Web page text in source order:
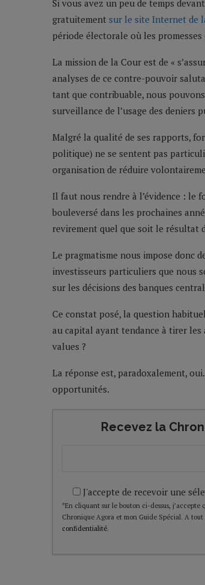
Si vous avez un peu de temps
gratuitement sur le site Internet de
période électorale où les
La mission de la Cour est de «
analyses de ce contre-pouvoir
tant que contribuable, nous
surveillance de l’usage des deniers
Malgré la qualité de ses rapports,
politique) ne se sentent pas
organisation de réduire
Il faut nous rendre à l’évidence : le
bouleversé dans les prochaines
revirement quel que soit le résultat
Le pragmatisme nous impose donc
investisseurs particuliers que nous
sur les décisions des banques
Ce constat posé, la question
au capital ayant tendance à tirer les
values ?
La réponse est, paradoxalement,
opportunités.
Recevez la
J'accepte de recevoir une
*En cliquant sur le bouton ci-dessus,
Chronique Agora et mon Guide Spécial. A
confidentialité.